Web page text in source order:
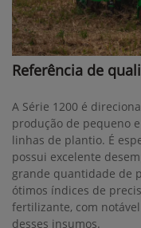
Referência de
A Série 1200 é
produção de pequeno
linhas de plantio. É
possui excelente
grande quantidade de
ótimos índices de
fertilizante, com
desses insumos.